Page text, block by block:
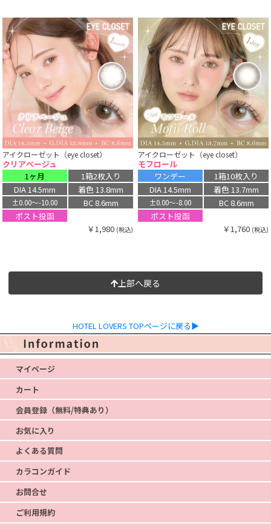
アイクローゼット（eye closet）
クリアベージュ
1ヶ月
1箱2枚入り
DIA 14.5mm
着色 13.8mm
±0.00〜-10.00
BC 8.6mm
ポスト投函
￥1,980 (税込)
アイクローゼット（eye closet）
モフロール
ワンデー
1箱10枚入り
DIA 14.5mm
着色 13.7mm
±0.00〜-8.00
BC 8.6mm
ポスト投函
￥1,760 (税込)
上部へ戻る
HOTEL LOVERS TOPページに戻る▶
マイページ
カート
会員登録（無料/特典あり）
お気に入り
よくある質問
カラコンガイド
お問合せ
ご利用規約